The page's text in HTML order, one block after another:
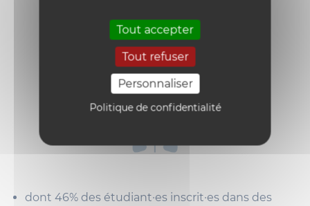
Tout accepter
Tout refuser
Personnaliser
Politique de confidentialité
dont 46% des étudiant·es inscrit·es dans des